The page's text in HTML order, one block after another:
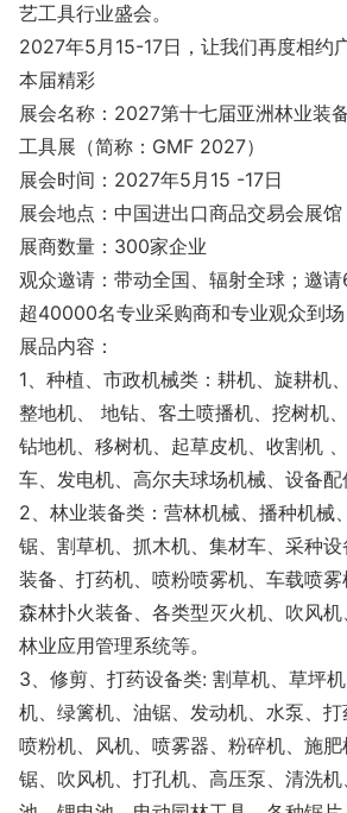
艺工具行业盛会。
2027年5月15-17日，让我们再度相约
本届精彩
展会名称：2027第十七届亚洲林业装
工具展（简称：GMF 2027）
展会时间：2027年5月15 -17日
展会地点：中国进出口商品交易会展馆
展商数量：300家企业
观众邀请：带动全国、辐射全球；邀请
超40000名专业采购商和专业观众到场
展品内容：
1、种植、市政机械类：耕机、旋耕机
整地机、 地钻、客土喷播机、挖树机
钻地机、移树机、起草皮机、收割机
车、发电机、高尔夫球场机械、设备配
2、林业装备类：营林机械、播种机械
锯、割草机、抓木机、集材车、采种
装备、打药机、喷粉喷雾机、车载喷雾
森林扑火装备、各类型灭火机、吹风机
林业应用管理系统等。
3、修剪、打药设备类: 割草机、草坪
机、绿篱机、油锯、发动机、水泵、
喷粉机、风机、喷雾器、粉碎机、施
锯、吹风机、打孔机、高压泵、清洗